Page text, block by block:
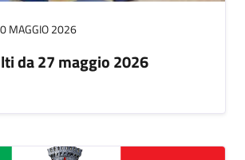
MAGGIO 2026
da 27 maggio 2026